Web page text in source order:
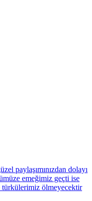
paylaşımınızdan dolayı
emeğimiz geçti ise
türkülerimiz ölmeyecektir